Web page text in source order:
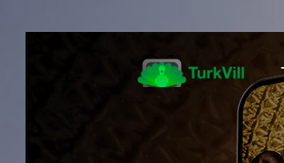
Семейный Фантастика